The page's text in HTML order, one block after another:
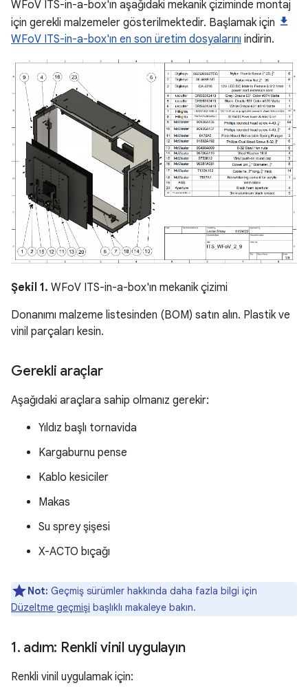
WFoV ITS-in-a-box'ın aşağıdaki mekanik çiziminde montaj
için gerekli malzemeler gösterilmektedir. Başlamak için
WFoV ITS-in-a-box'ın en son üretim dosyalarını indirin.
Şekil 1. WFoV ITS-in-a-box'ın mekanik çizimi
Donanımı malzeme listesinden (BOM) satın alın. Plastik ve
vinil parçaları kesin.
Gerekli araçlar
Aşağıdaki araçlara sahip olmanız gerekir:
Yıldız başlı tornavida
Kargaburnu pense
Kablo kesiciler
Makas
Su sprey şişesi
X-ACTO bıçağı
Not: Geçmiş sürümler hakkında daha fazla bilgi için
Düzeltme geçmişi başlıklı makaleye bakın.
1. adım: Renkli vinil uygulayın
Renkli vinil uygulamak için: